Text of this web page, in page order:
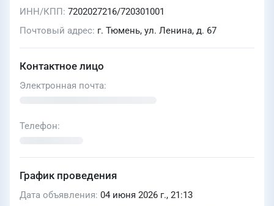
ИНН/КПП 7202027216/720301001
Почтовый адрес г. Тюмень, ул. Ленина, д. 67
Контактное лицо
Электронная почта
Телефон
График проведения
Дата объявления 04 июня 2026 г., 21:13